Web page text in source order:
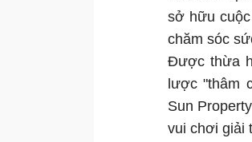
sở hữu
chăm sóc
Được thừa
lược "thâm
Sun
vui chơi giải